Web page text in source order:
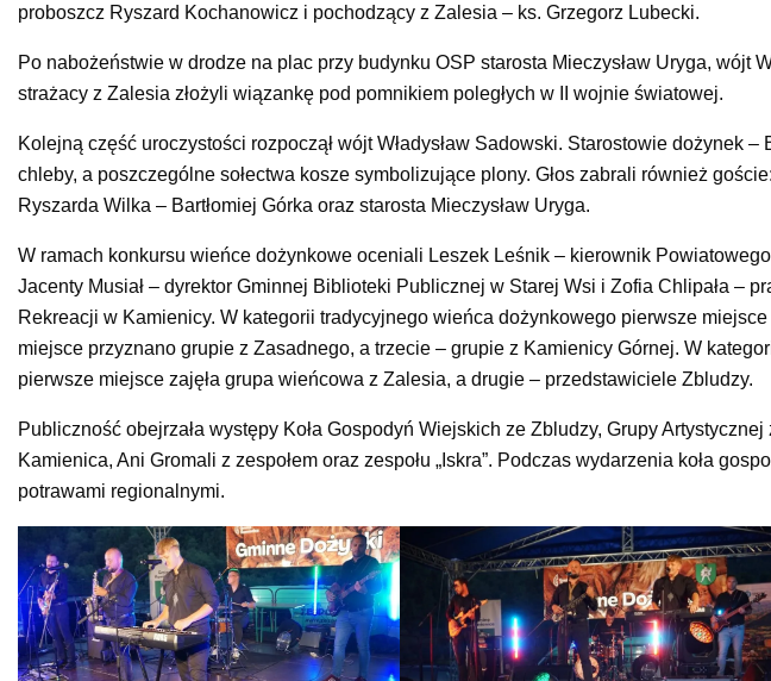
proboszcz Ryszard Kochanowicz i pochodzący z Zalesia – ks. Grzegorz Lubecki.
Po nabożeństwie w drodze na plac przy budynku OSP starosta Mieczysław Uryga, wójt
strażacy z Zalesia złożyli wiązankę pod pomnikiem poległych w II wojnie światowej.
Kolejną część uroczystości rozpoczął wójt Władysław Sadowski. Starostowie dożynek
chleby, a poszczególne sołectwa kosze symbolizujące plony. Głos zabrali również
Ryszarda Wilka – Bartłomiej Górka oraz starosta Mieczysław Uryga.
W ramach konkursu wieńce dożynkowe oceniali Leszek Leśnik – kierownik
Jacenty Musiał – dyrektor Gminnej Biblioteki Publicznej w Starej Wsi i Zofia Chlipała –
Rekreacji w Kamienicy. W kategorii tradycyjnego wieńca dożynkowego pierwsze
miejsce przyznano grupie z Zasadnego, a trzecie – grupie z Kamienicy Górnej. W
pierwsze miejsce zajęła grupa wieńcowa z Zalesia, a drugie – przedstawiciele Zbludzy.
Publiczność obejrzała występy Koła Gospodyń Wiejskich ze Zbludzy, Grupy
Kamienica, Ani Gromali z zespołem oraz zespołu „Iskra”. Podczas wydarzenia koła
potrawami regionalnymi.